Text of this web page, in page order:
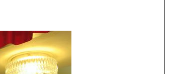
Top 10 des activités et
hébergements insolites sur
l’île d’Oléron